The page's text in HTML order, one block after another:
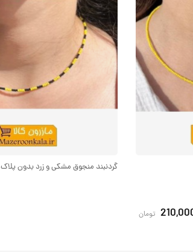
تومان
گردنبند منجوق مشکی و زرد بدون پلاک SOO-124